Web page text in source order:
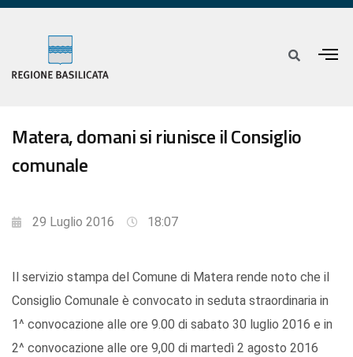
Matera, domani si riunisce il Consiglio
comunale
29 Luglio 2016 18:07
Il servizio stampa del Comune di Matera rende noto che il
Consiglio Comunale è convocato in seduta straordinaria in
1^ convocazione alle ore 9.00 di sabato 30 luglio 2016 e in
2^ convocazione alle ore 9,00 di martedì 2 agosto 2016